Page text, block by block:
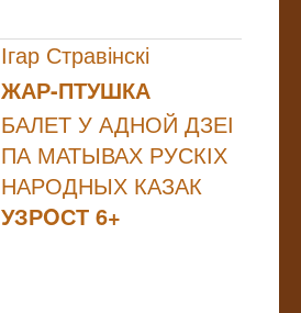
Ігар Стравінскі
ЖАР-ПТУШКА
БАЛЕТ У АДНОЙ ДЗЕІ
ПА МАТЫВАХ РУСКІХ
НАРОДНЫХ КАЗАК
УЗРOСТ 6+